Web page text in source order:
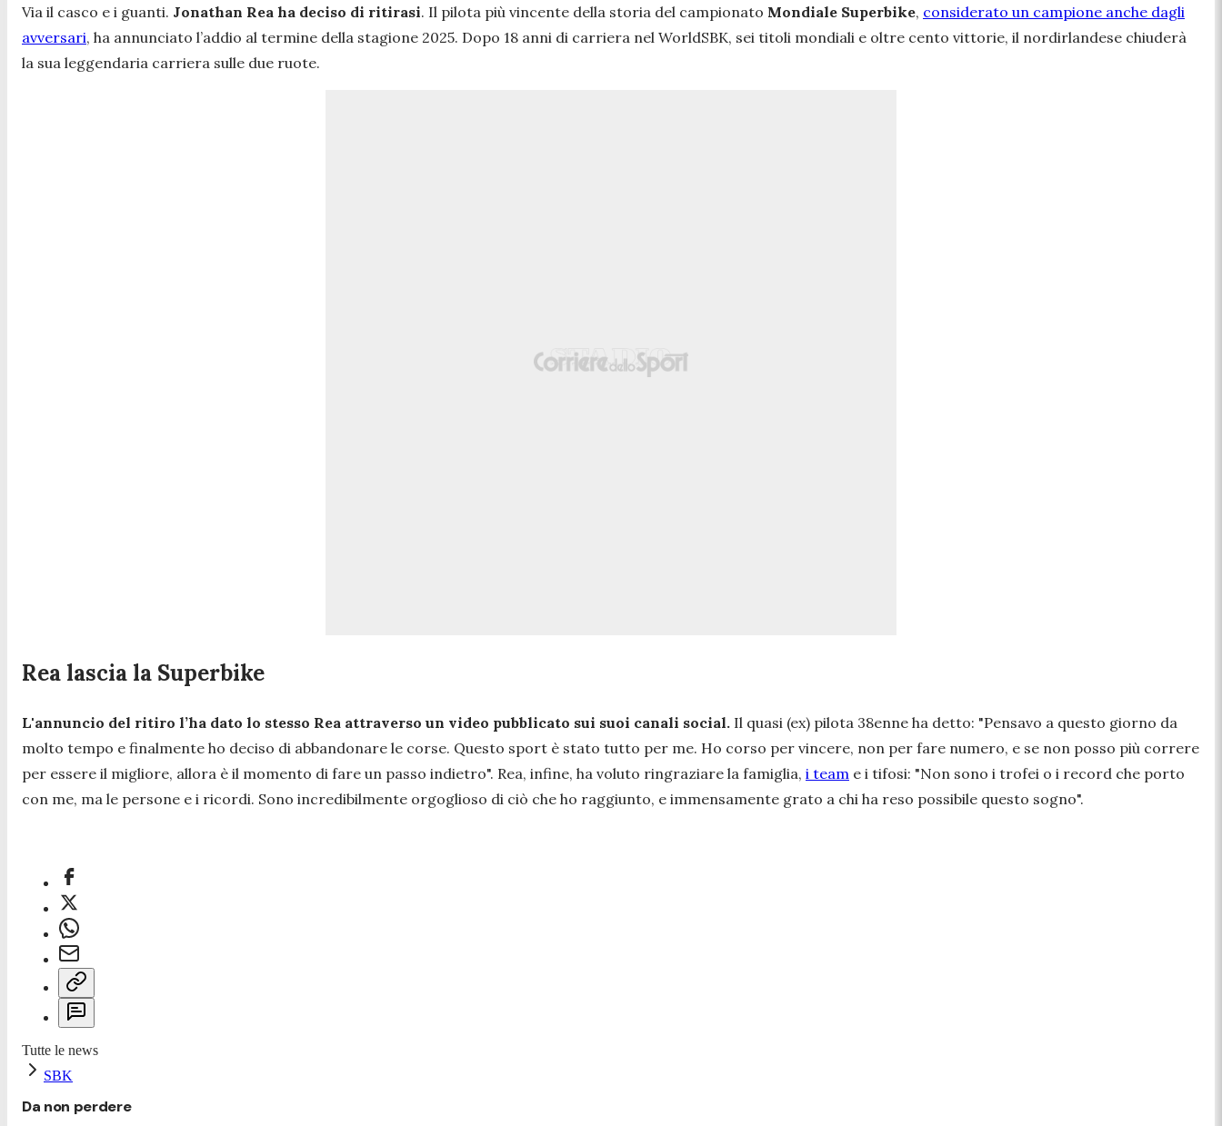
Via il casco e i guanti. Jonathan Rea ha deciso di ritirasi. Il pilota più vincente della storia del campionato Mondiale Superbike, considerato un campione anche dagli
avversari, ha annunciato l’addio al termine della stagione 2025. Dopo 18 anni di carriera nel WorldSBK, sei titoli mondiali e oltre cento vittorie, il nordirlandese chiuderà
la sua leggendaria carriera sulle due ruote.
Rea lascia la Superbike
L'annuncio del ritiro l’ha dato lo stesso Rea attraverso un video pubblicato sui suoi canali social. Il quasi (ex) pilota 38enne ha detto: "Pensavo a questo giorno da
molto tempo e finalmente ho deciso di abbandonare le corse. Questo sport è stato tutto per me. Ho corso per vincere, non per fare numero, e se non posso più correre
per essere il migliore, allora è il momento di fare un passo indietro". Rea, infine, ha voluto ringraziare la famiglia, i team e i tifosi: "Non sono i trofei o i record che porto
con me, ma le persone e i ricordi. Sono incredibilmente orgoglioso di ciò che ho raggiunto, e immensamente grato a chi ha reso possibile questo sogno".
Tutte le news
SBK
Da non perdere